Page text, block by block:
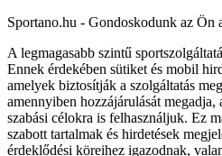
Sportano.hu - Gondoskodunk az Ön
A legmagasabb szintű
Ennek érdekében sütiket és mobil
amelyek biztosítják a szolgáltatás
amennyiben hozzájárulását
szabási célokra is felhasználjuk. Ez
szabott tartalmak és hirdetések
érdeklődési köreihez igazodnak,